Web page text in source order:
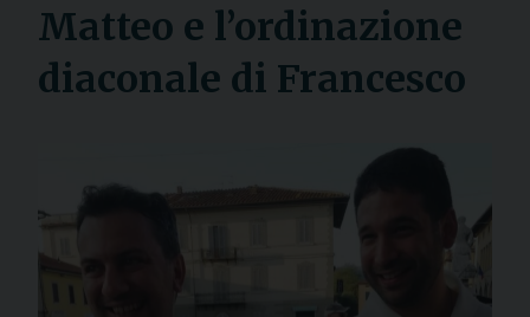
Matteo e l’ordinazione
diaconale di Francesco